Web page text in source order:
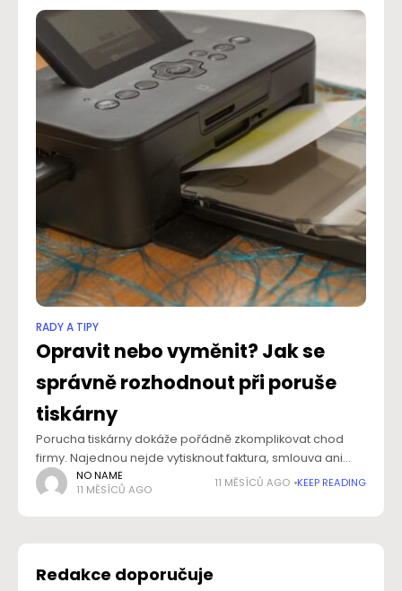
RADY A TIPY
Opravit nebo vyměnit? Jak se
správně rozhodnout při poruše
tiskárny
Porucha tiskárny dokáže pořádně zkomplikovat chod
firmy. Najednou nejde vytisknout faktura, smlouva ani
technická dokumentace – a vše se zastaví. V tu chvíli
stojíte před otázkou: vyplatí se ještě oprava
NO NAME
11 MĚSÍCŮ AGO
11 MĚSÍCŮ AGO KEEP READING
Redakce doporučuje